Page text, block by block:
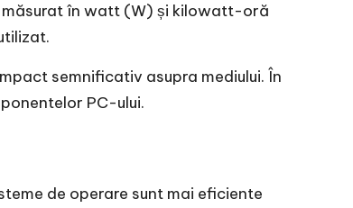
măsurat în watt (W) și kilowatt-oră
semnificativ asupra mediului. În
PC-ului.
de operare sunt mai eficiente